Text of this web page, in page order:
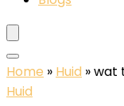
Home » Huid »wat
Huid